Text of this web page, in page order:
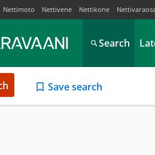
Nettimoto Nettivene Nettikone
Search
Save search